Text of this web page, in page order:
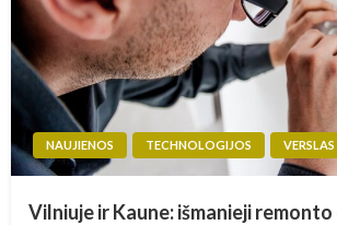
NAUJIENOS TECHNOLOGIJOS VERSLAS
Vilniuje ir Kaune: išmanieji